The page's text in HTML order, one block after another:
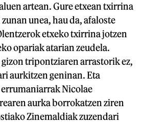
artean. Gure etxean txirrina
unea, hau da, afaloste
etxeko txirrina jotzen
opariak atarian zeudela.
tripontziaren arrastorik ez,
aurkitzen geninan. Eta
Nicolae
aurka borrokatzen ziren
Zinemaldiak zuzendari